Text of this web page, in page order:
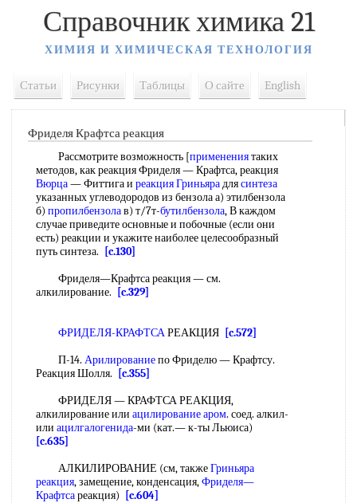
Справочник химика 21
ХИМИЯ И ХИМИЧЕСКАЯ ТЕХНОЛОГИЯ
Статьи Рисунки Таблицы О сайте English
Фриделя Крафтса реакция
Рассмотрите возможность [применениятаких
методов, как реакция Фриделя — Крафтса, реакция
Вюрца— Фиттига и реакция Гриньярадлясинтеза
указанных углеводородов из бензола а) этилбензола
б) пропилбензолав) т/7т-бутилбензола, В каждом
случае приведите основные и побочные (если они
есть) реакции и укажите наиболее целесообразный
путь синтеза.
[c.130]
Фриделя—Крафтса реакция — см.
алкилирование.
[c.329]
ФРИДЕЛЯ-КРАФТСАРЕАКЦИЯ [c.572]
П-14. Арилированиепо Фриделю — Крафтсу.
Реакция Шолля.
[c.355]
ФРИДЕЛЯ — КРАФТСА РЕАКЦИЯ,
алкилирование или ацилирование аром. соед. алкил-
или ацилгалогенида-ми (кат.— к-ты Льюиса)
[c.635]
АЛКИЛИРОВАНИЕ (см, такжеГриньяра
реакция, замещение, конденсация,Фриделя—
Крафтсареакция)
[c.604]